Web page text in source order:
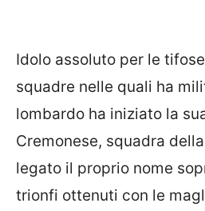
Idolo assoluto per le
squadre nelle quali ha
lombardo ha iniziato la
Cremonese, squadra
legato il proprio nome
trionfi ottenuti con le